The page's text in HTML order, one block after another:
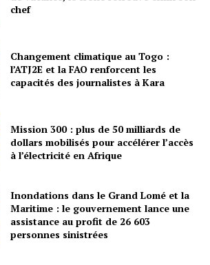
chef
Changement climatique au Togo :
l’ATJ2E et la FAO renforcent les
capacités des journalistes à Kara
Mission 300 : plus de 50 milliards de
dollars mobilisés pour accélérer l’accès
à l’électricité en Afrique
Inondations dans le Grand Lomé et la
Maritime : le gouvernement lance une
assistance au profit de 26 603
personnes sinistrées